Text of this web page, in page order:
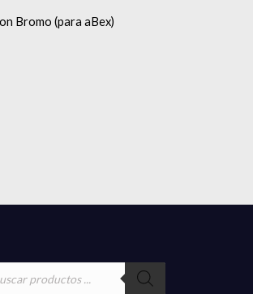
Bromo (para aBex)